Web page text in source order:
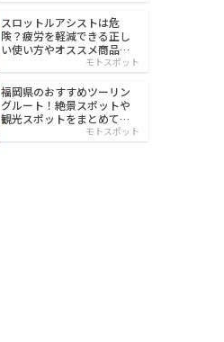
スロットルアシストは危
険？疲労を軽減できる正し
い使い方やオススメ商品を
モトスポット
福岡県のおすすめツーリン
グルート！絶景スポットや
観光スポットをまとめて紹
モトスポット